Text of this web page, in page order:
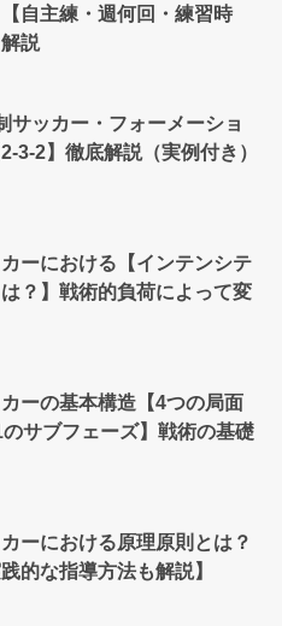
自主練・週何回・練習時
説
サッカー・フォーメーショ
3-2】徹底解説（実例付き）
ーにおける【インテンシテ
は？】戦術的負荷によって変
ーの基本構造【4つの局面
のサブフェーズ】戦術の基礎
ーにおける原理原則とは？
践的な指導方法も解説】